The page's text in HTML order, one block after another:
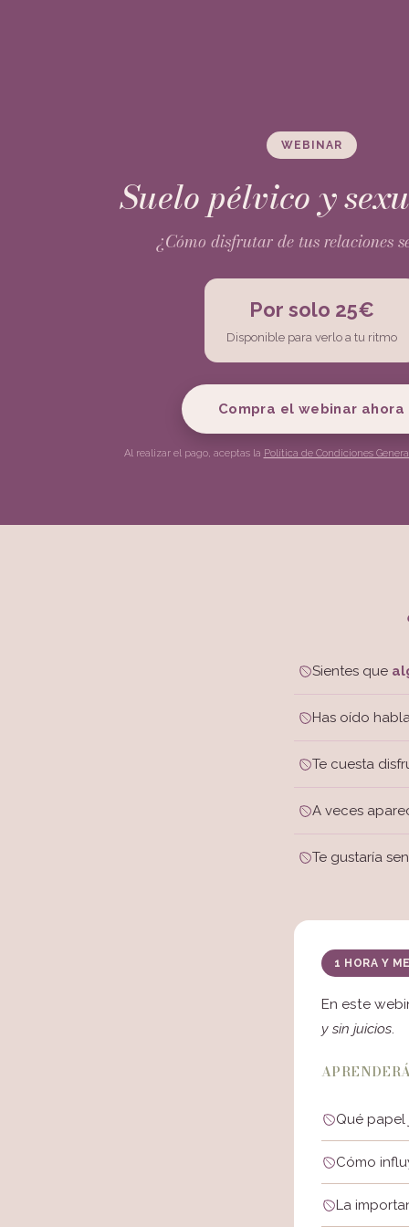
WEBINAR
Suelo pélvico y
¿Cómo disfrutar de tus relaciones
Por solo 25€
Disponible para verlo a tu ritmo
Compra el webinar ahora
Al realizar el pago, aceptas la Política de Condiciones
Sientes que
Has oído
Te cuesta
A veces
Te gustaría
1 HORA Y
En este
y sin juicios.
Qué papel
Cómo
La